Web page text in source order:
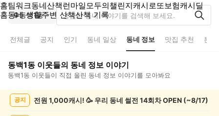
홈팀워크동네산책런마일모두의챌린지캐시로또보험캐시딜
홈동네 생활주변 산책산책 기록
동백1동
전체글 공지 인기 동네 일상 동네 정보 맛집 추천 분
동백1동 이웃들의 동네 정보 이야기
동백1동 이웃들이 직접 올린 동네 정보 이야기를 모아봐요
공지 전원 1,000캐시! 🥳 우리 동네 썰전 14회차 OPEN (~8/17)